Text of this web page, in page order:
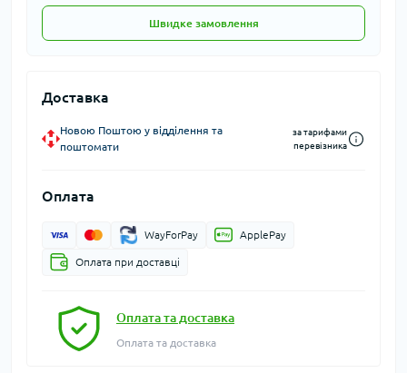
Швидке замовлення
Доставка
Новою Поштою у відділення та
поштомати
за тарифами
перевізника
Оплата
WayForPay ApplePay
Оплата при доставці
Оплата та доставка
Оплата та доставка